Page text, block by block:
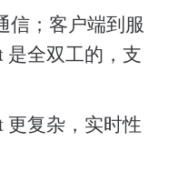
信；客户端到服
是全双工的，支
更复杂，实时性